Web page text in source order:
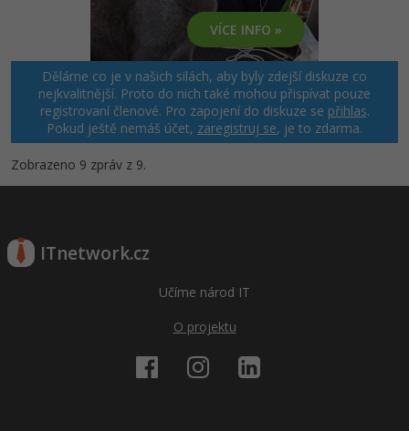
VÍCE INFO »
Děláme co je v našich silách, aby byly zdejší diskuze co
nejkvalitnější. Proto do nich také mohou přispívat pouze
registrovaní členové. Pro zapojení do diskuze se přihlas.
Pokud ještě nemáš účet, zaregistruj se, je to zdarma.
Zobrazeno 9 zpráv z 9.
ITnetwork.cz
Učíme národ IT
O projektu